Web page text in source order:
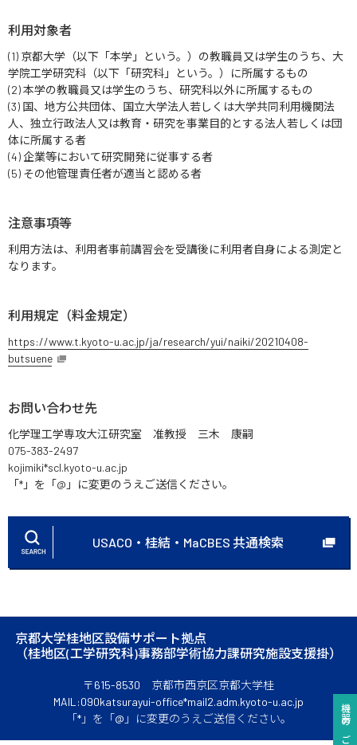
利用対象者
(1) 京都大学（以下「本学」という。）の教職員又は学生のうち、大
学院工学研究科（以下「研究科」という。）に所属するもの
(2) 本学の教職員又は学生のうち、研究科以外に所属するもの
(3) 国、地方公共団体、国立大学法人若しくは大学共同利用機関法
人、独立行政法人又は教育・研究を事業目的とする法人若しくは団
体に所属する者
(4) 企業等において研究開発に従事する者
(5) その他管理責任者が適当と認める者
注意事項等
利用方法は、利用者事前講習会を受講後に利用者自身による測定と
なります。
利用規定（料金規定）
https://www.t.kyoto-u.ac.jp/ja/research/yui/naiki/20210408-
butsuene
お問い合わせ先
化学理工学専攻大江研究室 准教授 三木 康嗣
075-383-2497
kojimiki*scl.kyoto-u.ac.jp
「*」を「@」に変更のうえご送信ください。
USACO・桂結・MaCBES 共通検索
京都大学桂地区設備サポート拠点
（桂地区(工学研究科)事務部学術協力課研究施設支援掛）
〒615-8530 京都市西京区京都大学桂
MAIL:090katsurayui-office*mail2.adm.kyoto-u.ac.jp
「*」を「@」に変更のうえご送信ください。